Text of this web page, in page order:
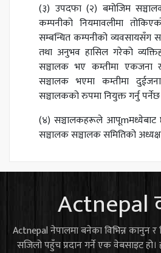
(३) उपदफा (२) बमोजिम
कम्पनीको नियमावलीमा
सम्बन्धित कम्पनीको व्यवसायसँग
तथा अनुभव हासिल गरेको
सञ्चालक भए कम्तीमा एकजना
सञ्चालक भएमा कम्तीमा दुईजना
सञ्चालकको रुपमा नियुक्त गर्नु पर्नेछ
(४) सञ्चालकहरूले
सञ्चालक सञ्चालक समितिको
Actnepal
Actnepal नेपालमा बनेका विभिन्न कानुन
सजिलो पहुँच प्रदान गर्ने एक वेबसाइट हो।